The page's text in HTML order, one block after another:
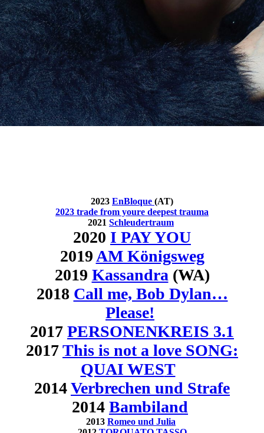
2023 EnBloque (AT)
2023 trade from youre deepest trauma
2021 Schleudertraum
2020 I PAY YOU
2019 AM Königsweg
2019 Kassandra (WA)
2018 Call me, Bob Dylan…
Please!
2017 PERSONENKREIS 3.1
2017This is not a love SONG:
QUAI WEST
2014Verbrechen und Strafe
2014 Bambiland
2013 Romeo und Julia